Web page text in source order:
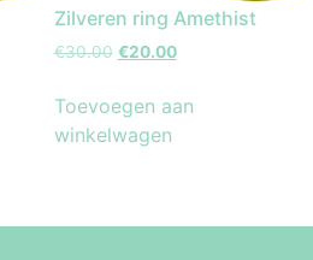
Zilveren ring Amethist
€30.00 €20.00
Toevoegen aan
winkelwagen